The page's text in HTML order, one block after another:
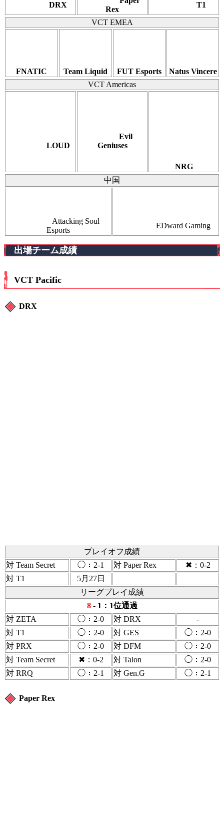
DRX
Rex
T1
VCT EMEA
FNATIC Team Liquid FUT Esports
Natus Vincere
VCT Americas
LOUD
Evil
Geniuses
NRG
中国
Attacking Soul
Esports
EDward Gaming
出場チーム成績
VCT Pacific
DRX
プレイオフ成績
対 Team Secret
◯：2-1 対 Paper Rex
✖：0-2
対 T1
5月27日
リーグプレイ成績
8- 1：1位通過
対 ZETA
◯：2-0 対 DRX
-
対 T1
◯：2-0 対 GES
◯：2-0
対 PRX
◯：2-0 対 DFM
◯：2-0
対 Team Secret
✖：0-2 対 Talon
◯：2-0
対 RRQ
◯：2-1 対 Gen.G ◯：2-1
Paper Rex